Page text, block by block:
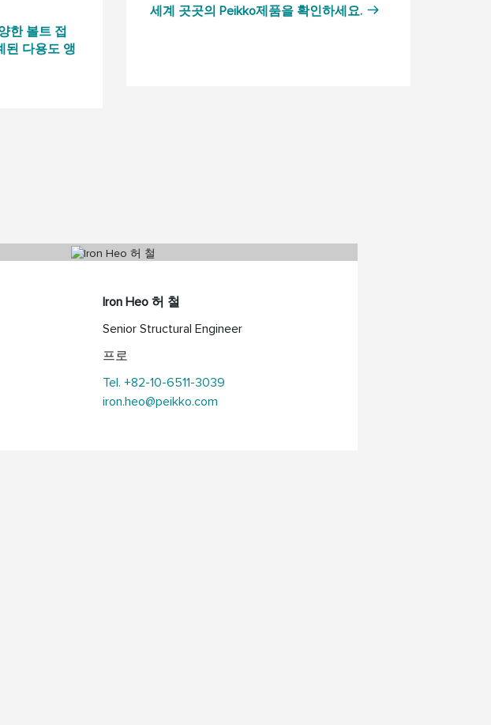
한 볼트 접
된 다용도 앵
세계 곳곳의 Peikko제품을 확인하세요.
Iron Heo 허 철
Senior Structural Engineer
프로
Tel. +82-10-6511-3039
iron.heo@peikko.com